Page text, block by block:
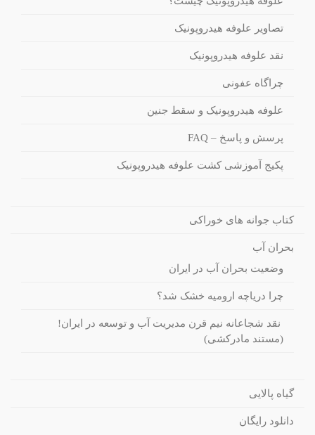
تصاویر علوفه هیدروپونیک
نقد علوفه هیدروپونیک
چراگاه عفونی
علوفه هیدروپونیک و سقط جنین
پرسش و پاسخ – FAQ
پکیج آموزشی کشت علوفه هیدروپونیک
کتاب جوانه های خوراکی
بحران آب
وضعیت بحران آب در ایران
چرا دریاچه ارومیه خشک شد؟
نقد شجاعانه نیم قرن مدیریت آب و توسعه در ایران!
(مستند مادرکشی)
گیاه پالایی
دانلود رایگان